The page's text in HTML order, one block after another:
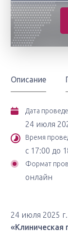
Описание
Дата
24 июля
Время
с 17:00 до
Формат
онлайн
24 июля 2025
«Клиническая